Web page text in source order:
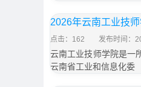
2026年云南工业技
点击：162 发布时间：
云南工业技师学院是一
云南省工业和信息化委